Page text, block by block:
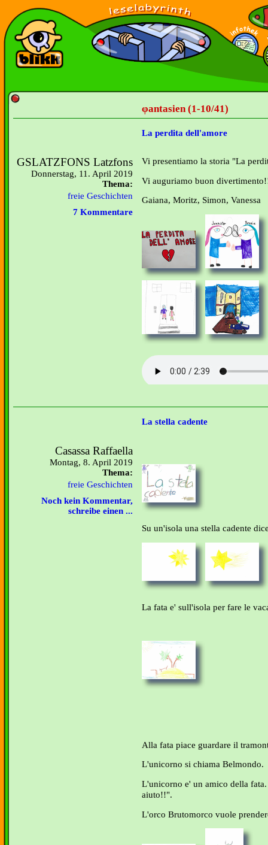
φantasien (1-10/41)
La perdita dell'amore
GSLATZFONS Latzfons
Donnerstag, 11. April 2019
Thema:
freie Geschichten
7 Kommentare
Vi presentiamo la storia "La
Vi auguriamo buon
Gaiana, Moritz, Simon, Vanessa
La stella cadente
Casassa Raffaella
Montag, 8. April 2019
Thema:
freie Geschichten
Noch kein Kommentar,
schreibe einen ...
Su un'isola una stella cadente
La fata e' sull'isola per fare le
Alla fata piace guardare il
L'unicorno si chiama Belmondo.
L'unicorno e' un amico della
aiuto!!".
L'orco Brutomorco vuole